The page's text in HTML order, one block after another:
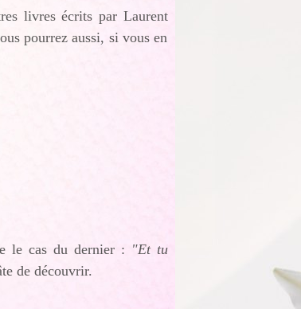
livres écrits par Laurent
pourrez aussi, si vous en
le cas du dernier : "Et tu
de découvrir.